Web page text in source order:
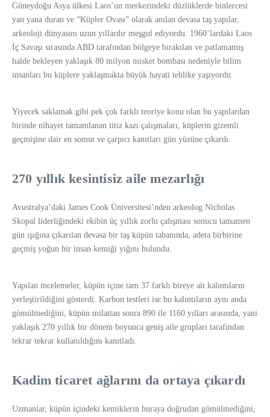
Güneydoğu Asya ülkesi Laos’un merkezindeki düzlüklerde binlercesi
yan yana duran ve “Küpler Ovası” olarak anılan devasa taş yapılar,
arkeoloji dünyasını uzun yıllardır meşgul ediyordu. 1960’lardaki Laos
İç Savaşı sırasında ABD tarafından bölgeye bırakılan ve patlamamış
halde bekleyen yaklaşık 80 milyon misket bombası nedeniyle bilim
insanları bu küplere yaklaşmakta büyük hayati tehlike yaşıyordu.
Yiyecek saklamak gibi pek çok farklı teoriye konu olan bu yapılardan
birinde nihayet tamamlanan titiz kazı çalışmaları, küplerin gizemli
geçmişine dair en somut ve çarpıcı kanıtları gün yüzüne çıkardı.
270 yıllık kesintisiz aile mezarlığı
Avustralya’daki James Cook Üniversitesi’nden arkeolog Nicholas
Skopal liderliğindeki ekibin üç yıllık zorlu çalışması sonucu tamamen
gün ışığına çıkarılan devasa bir taş küpün tabanında, adeta birbirine
geçmiş yoğun bir insan kemiği yığını bulundu.
Yapılan incelemeler, küpün içine tam 37 farklı bireye ait kalıntıların
yerleştirildiğini gösterdi. Karbon testleri ise bu kalıntıların aynı anda
gömülmediğini, küpün milattan sonra 890 ile 1160 yılları arasında, yani
yaklaşık 270 yıllık bir dönem boyunca geniş aile grupları tarafından
tekrar tekrar kullanıldığını kanıtladı.
Kadim ticaret ağlarını da ortaya çıkardı
Uzmanlar, küpün içindeki kemiklerin buraya doğrudan gömülmediğini,